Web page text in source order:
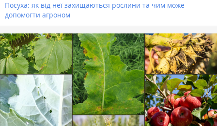
Посуха: як від неї захищаються рослини та чим може
допомогти агроном